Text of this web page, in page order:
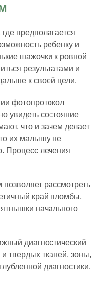
предполагается
ребенку и
шажочки к ровной
результатами и
к своей цели.
фотопротокол
увидеть состояние
что и зачем делает
их малышу не
Процесс лечения
рассмотреть
край пломбы,
начального
диагностический
твердых тканей, зоны,
диагностики.